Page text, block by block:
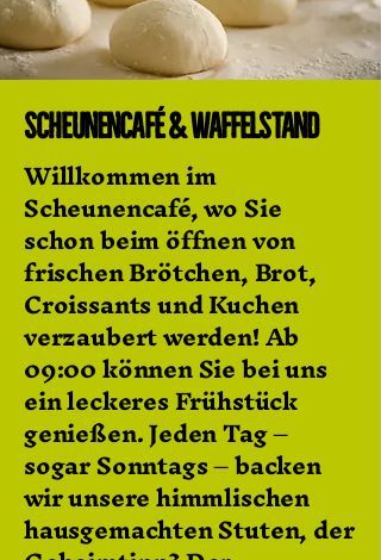
Scheunencafé & Waffelstand
Willkommen im
Scheunencafé, wo Sie
schon beim öffnen von
frischen Brötchen, Brot,
Croissants und Kuchen
verzaubert werden! Ab
09:00 können Sie bei uns
ein leckeres Frühstück
genießen.Jeden Tag –
sogar Sonntags – backen
wir unsere himmlischen
hausgemachten Stuten, der